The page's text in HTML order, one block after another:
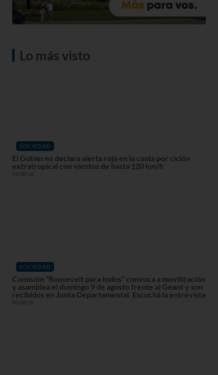
Lo más visto
SOCIEDAD
El Gobierno declara alerta roja en la costa por ciclón
extratropical con vientos de hasta 120 km/h
06/08/26
SOCIEDAD
Comisión “Roosevelt para todos” convoca a movilización
y asamblea el domingo 9 de agosto frente al Geant y son
recibidos en Junta Departamental. Escuchá la entrevista
05/08/26